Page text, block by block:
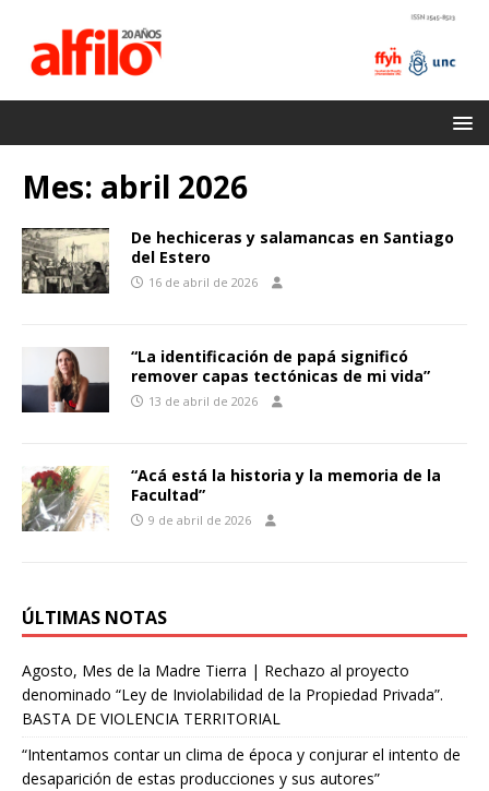
Mes: abril 2026
De hechiceras y salamancas en Santiago
del Estero
16 de abril de 2026
“La identificación de papá significó
remover capas tectónicas de mi vida”
13 de abril de 2026
“Acá está la historia y la memoria de la
Facultad”
9 de abril de 2026
ÚLTIMAS NOTAS
Agosto, Mes de la Madre Tierra | Rechazo al proyecto
denominado “Ley de Inviolabilidad de la Propiedad Privada”.
BASTA DE VIOLENCIA TERRITORIAL
“Intentamos contar un clima de época y conjurar el intento de
desaparición de estas producciones y sus autores”